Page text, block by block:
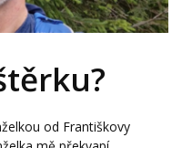
od Františkovy